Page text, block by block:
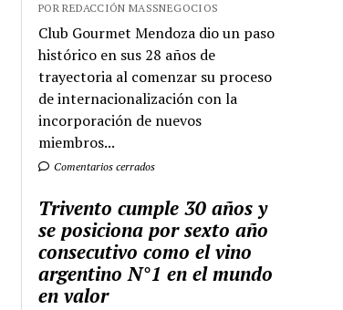
POR REDACCIÓN MASSNEGOCIOS
Club Gourmet Mendoza dio un paso
histórico en sus 28 años de
trayectoria al comenzar su proceso
de internacionalización con la
incorporación de nuevos
miembros...
Comentarios cerrados
Trivento cumple 30 años y
se posiciona por sexto año
consecutivo como el vino
argentino N°1 en el mundo
en valor